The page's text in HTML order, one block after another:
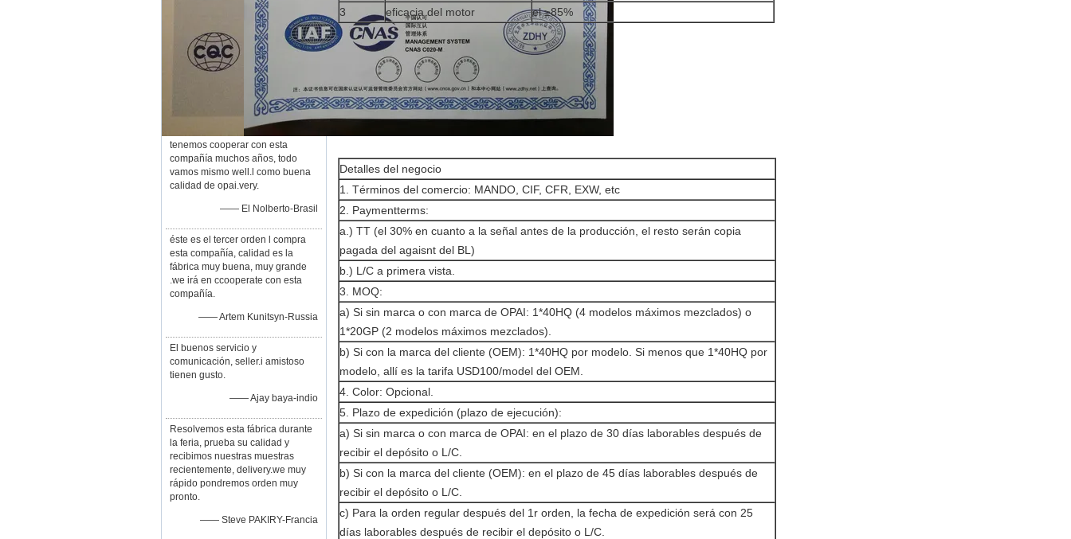
tenemos cooperar con esta
compañía muchos años, todo
vamos mismo well.l como buena
calidad de opai.very.
—— El Nolberto-Brasil
éste es el tercer orden l compra
esta compañía, calidad es la
fábrica muy buena, muy grande
.we irá en ccooperate con esta
compañía.
—— Artem Kunitsyn-Russia
El buenos servicio y
comunicación, seller.i amistoso
tienen gusto.
—— Ajay baya-indio
Resolvemos esta fábrica durante
la feria, prueba su calidad y
recibimos nuestras muestras
recientemente, delivery.we muy
rápido pondremos orden muy
pronto.
—— Steve PAKIRY-Francia
3
eficacia del motor el ≥85%
Detalles del negocio
1. Términos del comercio: MANDO, CIF, CFR, EXW, etc
2. Paymentterms:
a.) TT (el 30% en cuanto a la señal antes de la producción, el resto serán copia
pagada del agaisnt del BL)
b.) L/C a primera vista.
3. MOQ:
a) Si sin marca o con marca de OPAI: 1*40HQ (4 modelos máximos mezclados) o
1*20GP (2 modelos máximos mezclados).
b) Si con la marca del cliente (OEM): 1*40HQ por modelo. Si menos que 1*40HQ por
modelo, allí es la tarifa USD100/model del OEM.
4. Color: Opcional.
5. Plazo de expedición (plazo de ejecución):
a) Si sin marca o con marca de OPAI: en el plazo de 30 días laborables después de
recibir el depósito o L/C.
b) Si con la marca del cliente (OEM): en el plazo de 45 días laborables después de
recibir el depósito o L/C.
c) Para la orden regular después del 1r orden, la fecha de expedición será con 25
días laborables después de recibir el depósito o L/C.